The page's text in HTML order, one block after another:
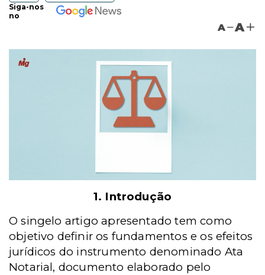
Siga-nos
no
A A
1. Introdução
O singelo artigo apresentado tem como
objetivo definir os fundamentos e os efeitos
jurídicos do instrumento denominado Ata
Notarial, documento elaborado pelo